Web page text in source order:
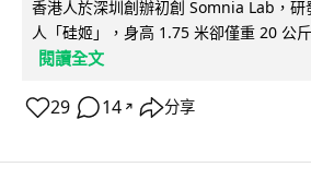
香港人於深圳創辦初創 Somnia Lab，
人「硅姬」，身高 1.75 米卻僅重 20 公
閱讀全文
29 14 ↗ 分享